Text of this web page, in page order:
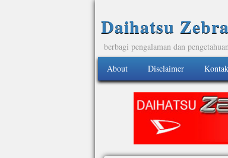
Daihatsu
berbagi pengalaman dan
About
Disclaimer